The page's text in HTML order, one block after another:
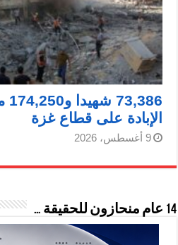
الإبادة على قطاع غزة
9 أغسطس، 2026
14 عام منحازون للحقيقة …